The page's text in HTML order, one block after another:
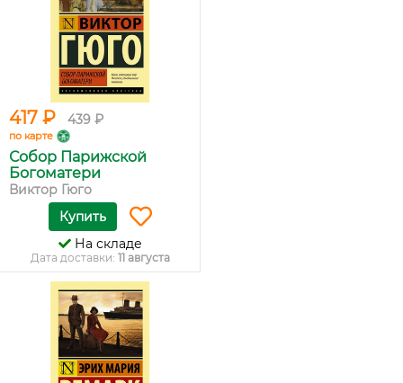
417 ₽ 439 ₽
по карте
Собор Парижской
Богоматери
Виктор Гюго
Купить
На складе
Дата доставки: 11 августа